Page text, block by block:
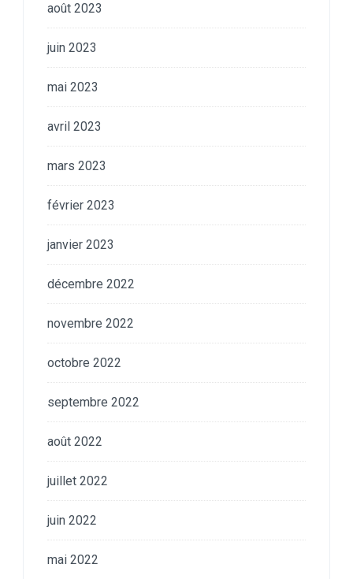
août 2023
juin 2023
mai 2023
avril 2023
mars 2023
février 2023
janvier 2023
décembre 2022
novembre 2022
octobre 2022
septembre 2022
août 2022
juillet 2022
juin 2022
mai 2022